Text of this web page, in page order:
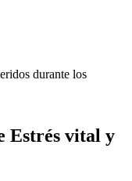
durante los
Estrés vital y